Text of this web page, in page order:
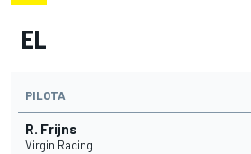
EL
PILOTA
R. Frijns
Virgin Racing